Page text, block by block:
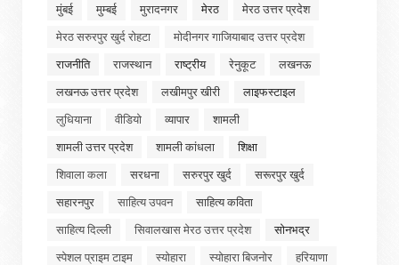
मुंबई
मुम्बई मुरादनगर मेरठ
मेरठ उत्तर प्रदेश
मेरठ सरुरपुर खुर्द रोहटा
मोदीनगर गाजियाबाद उत्तर प्रदेश
राजनीति
राजस्थान राष्ट्रीय रेनुकूट
लखनऊ
लखनऊ उत्तर प्रदेश
लखीमपुर खीरी
लाइफस्टाइल
लुधियाना
वीडियो व्यापार
शामली
शामली उत्तर प्रदेश
शामली कांधला
शिक्षा
शिवाला कला
सरधना सरुरपुर खुर्द
सरूरपुर खुर्द
सहारनपुर
साहित्य उपवन
साहित्य कविता
साहित्य दिल्ली
सिवालखास मेरठ उत्तर प्रदेश
सोनभद्र
स्पेशल प्राइम टाइम
स्योहारा स्योहारा बिजनोर
हरियाणा